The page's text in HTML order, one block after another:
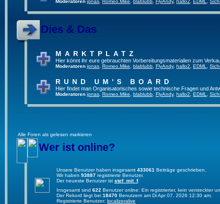
Moderatoren jonas Romeo.Mike blablubb FlyAndy, hallo2 EDML
Dies & Das
MARKTPLATZ
Hier könnt ihr eure gebrauchten Vorbereitungsmaterialien zum
Moderatoren jonas Romeo.Mike blablubb FlyAndy, hallo2 EDML
RUND UM'S BOARD
Hier findet man Organisatorisches sowie technische Fragen und
Moderatoren jonas Romeo.Mike blablubb FlyAndy, hallo2 EDML
Alle Foren als gelesen markieren
Wer ist online?
Unsere Benutzer haben insgesamt 433061 Beiträge geschrieben.
Wir haben 93887 registrierte Benutzer.
Der neueste Benutzer ist stef_mit_f.
Insgesamt sind 622 Benutzer online: Ein registrierter, kein versteckter
Der Rekord liegt bei 18470 Benutzern am Di Apr 07, 2026 12:30 am.
Registrierte Benutzer: localizeralive